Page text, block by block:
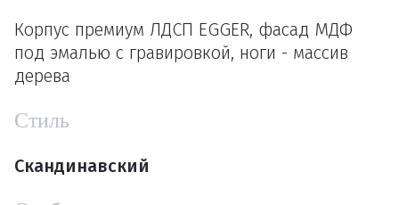
Корпус премиум ЛДСП EGGER, фасад МДФ
под эмалью с гравировкой, ноги - массив
дерева
Стиль
Скандинавский